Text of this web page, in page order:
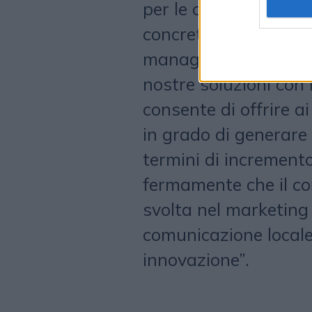
per le campagne
concreti e duraturi”.
manager di
nostre soluzioni con
consente di offrire
in grado di
termini di
fermamente che il
svolta nel
comunicazione
innovazione”.